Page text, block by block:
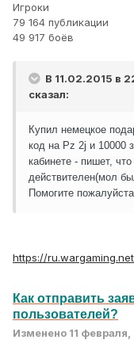
Игроки
79 164 публикации
49 917 боёв
В 11.02.2015 в
сказал:
Купил немецкое
код на Pz 2j и 10000
кабинете - пишет,
действителен(мол
Помогите
https://
Как отправить
пользователей?
Изменено 11